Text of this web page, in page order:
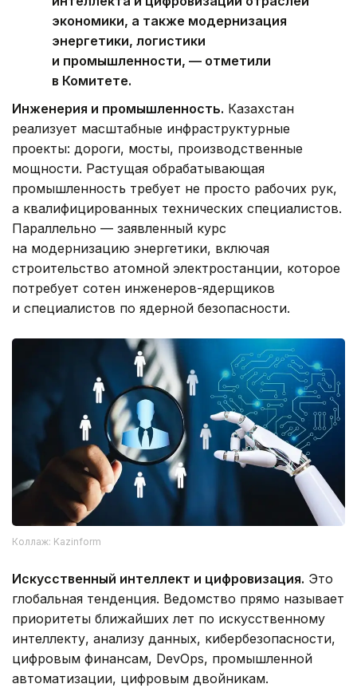
экономики, а также модернизация
энергетики, логистики
и промышленности, — отметили
в Комитете.
Инженерия и промышленность. Казахстан
реализует масштабные инфраструктурные
проекты: дороги, мосты, производственные
мощности. Растущая обрабатывающая
промышленность требует не просто рабочих рук,
а квалифицированных технических специалистов.
Параллельно — заявленный курс
на модернизацию энергетики, включая
строительство атомной электростанции, которое
потребует сотен инженеров-ядерщиков
и специалистов по ядерной безопасности.
Коллаж: Kazinform
Искусственный интеллект и цифровизация. Это
глобальная тенденция. Ведомство прямо называет
приоритеты ближайших лет по искусственному
интеллекту, анализу данных, кибербезопасности,
цифровым финансам, DevOps, промышленной
автоматизации, цифровым двойникам.